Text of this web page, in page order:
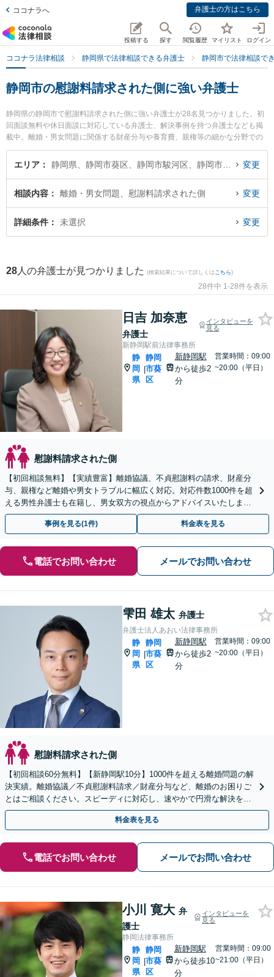
ココナラへ 弁護士の方はこちら
投稿する 探す 閲覧履歴 マイリスト ログイン
ココナラ法律相談 静岡県で法律相談できる弁護士 静岡市で法律相談で
静岡市の慰謝料請求された側に強い弁護士
静岡県の静岡市で慰謝料請求された側に強い弁護士が28名見つかりました。初
回面談無料や休日面談に対応している弁護士、解決事例を持つ弁護士なども掲
載中。離婚・男女問題に関係する財産分与や養育費、親権等の細かな分野での
絞り込み検索もでき便利です。特に新静岡駅前法律事務所の日吉 加奈恵弁護士
や弁護士法人あおい法律事務所の雫田 雄太弁護士、静岡法律事務所の小川 寛大
に相談したい』『慰謝料請求された側のトラブル解決の実績豊富な近くの弁護
士を検索したい』『初回相談無料で慰謝料請求された側を法律相談できる静岡
市内の弁護士に相談予約したい』などでお困りの相談者さんにおすすめです。
エリア 変更
相談内容 離婚・男女問題、慰謝料請求された側 変更
詳細条件 未選択 変更
28 人の弁護士が見つかりました (検索結果について詳しくは こちら)
28件中 1-28件を表示
日吉 加奈恵
弁護士
インタビューを
見る
新静岡駅前法律事務所
静
岡
県
|
静岡
市葵
区
新静岡駅
から徒歩2
分
営業時間：09:00
~20:00（平日）
慰謝料請求された側
【初回相談無料】【実績豊富】離婚協議、不貞慰謝料の請求、財産分
与、親権など離婚や男女トラブルに幅広く対応。対応件数1000件を超
える男性弁護士も在籍し、男女双方の視点からアドバイスいたします
【新静岡駅直結】【子連れ相談OK】
事例を見る(1件) 料金表を見る
電話でお問い合わせ メールでお問い合わせ
雫田 雄太 弁護士
弁護士法人あおい法律事務所
静
岡
県
|
静岡
市葵
区
新静岡駅
から徒歩2
分
営業時間：09:00
~20:00（平日）
慰謝料請求された側
【初回相談60分無料】【新静岡駅10分】1000件を超える離婚問題の解
決実績。離婚協議／不貞慰謝料請求／財産分与など、離婚のお困りご
とはご相談ください。スピーディに対応し、速やかで円滑な解決を目
指します【女性弁護士・男性弁護士どちらも所属】
料金表を見る
電話でお問い合わせ メールでお問い合わせ
小川 寛大 弁
護士
インタビューを
見る
静岡法律事務所
静
岡
県
|
静岡
市葵
区
新静岡駅
から徒歩10
分
営業時間：09:00
~21:00（平日）